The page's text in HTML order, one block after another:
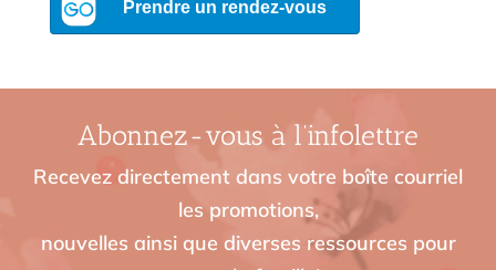
Abonnez-vous à l’infolettre
Recevez directement dans votre boîte courriel
les promotions,
nouvelles ainsi que diverses ressources pour